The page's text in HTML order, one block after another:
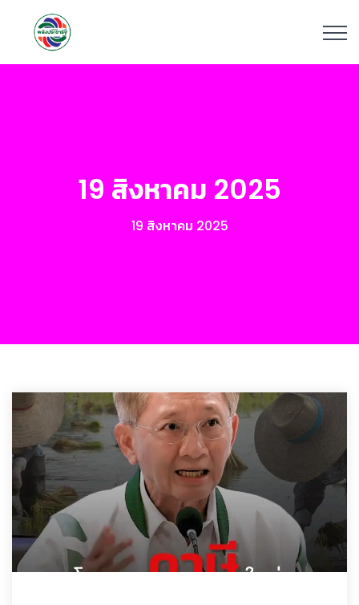
19 สิงหาคม 2025
19 สิงหาคม 2025